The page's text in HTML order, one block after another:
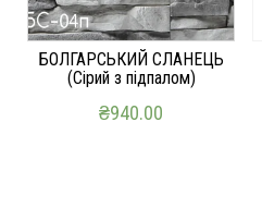
БОЛГАРСЬКИЙ СЛАНЕЦЬ
(Сірий з підпалом)
₴940.00